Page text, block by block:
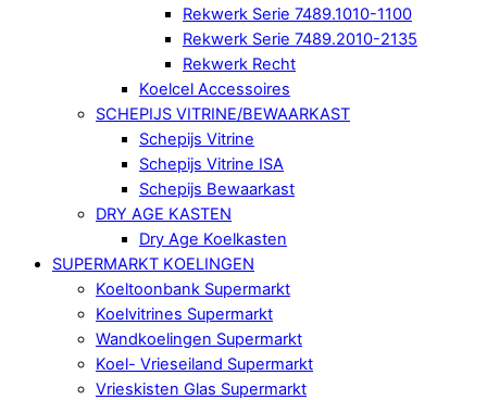
Rekwerk Serie 7489.1010-1100
Rekwerk Serie 7489.2010-2135
Rekwerk Recht
Koelcel Accessoires
SCHEPIJS VITRINE/BEWAARKAST
Schepijs Vitrine
Schepijs Vitrine ISA
Schepijs Bewaarkast
DRY AGE KASTEN
Dry Age Koelkasten
SUPERMARKT KOELINGEN
Koeltoonbank Supermarkt
Koelvitrines Supermarkt
Wandkoelingen Supermarkt
Koel- Vrieseiland Supermarkt
Vrieskisten Glas Supermarkt